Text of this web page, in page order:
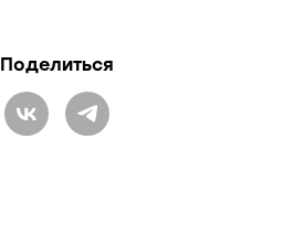
Поделиться